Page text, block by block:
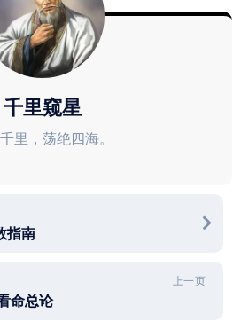
千里窥星
里，荡绝四海。
指南
上一页
命总论